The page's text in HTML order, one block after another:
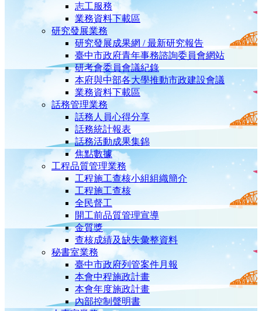
志工服務
業務資料下載區
研究發展業務
研究發展成果網 / 最新研究報告
臺中市政府青年事務諮詢委員會網站
研考會委員會議紀錄
本府與中部各大學推動市政建設會議
業務資料下載區
話務管理業務
話務人員心得分享
話務統計報表
話務活動成果集錦
焦點數據
工程品質管理業務
工程施工查核小組組織簡介
工程施工查核
全民督工
開工前品質管理宣導
金質獎
查核成績及缺失彙整資料
秘書室業務
臺中市政府列管案件月報
本會中程施政計畫
本會年度施政計畫
內部控制聲明書